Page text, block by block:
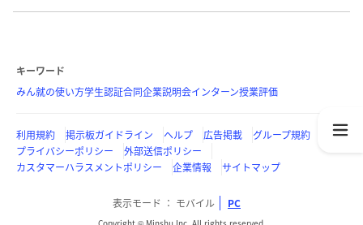
キーワード
みん就の使い方学生認証合同企業説明会インターン授業評価
利用規約 掲示板ガイドライン ヘルプ 広告掲載
グループ規約
プライバシーポリシー
外部送信ポリシー
カスタマーハラスメントポリシー
企業情報 サイトマップ
表示モード モバイル PC